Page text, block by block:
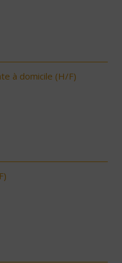
à domicile (H/F)